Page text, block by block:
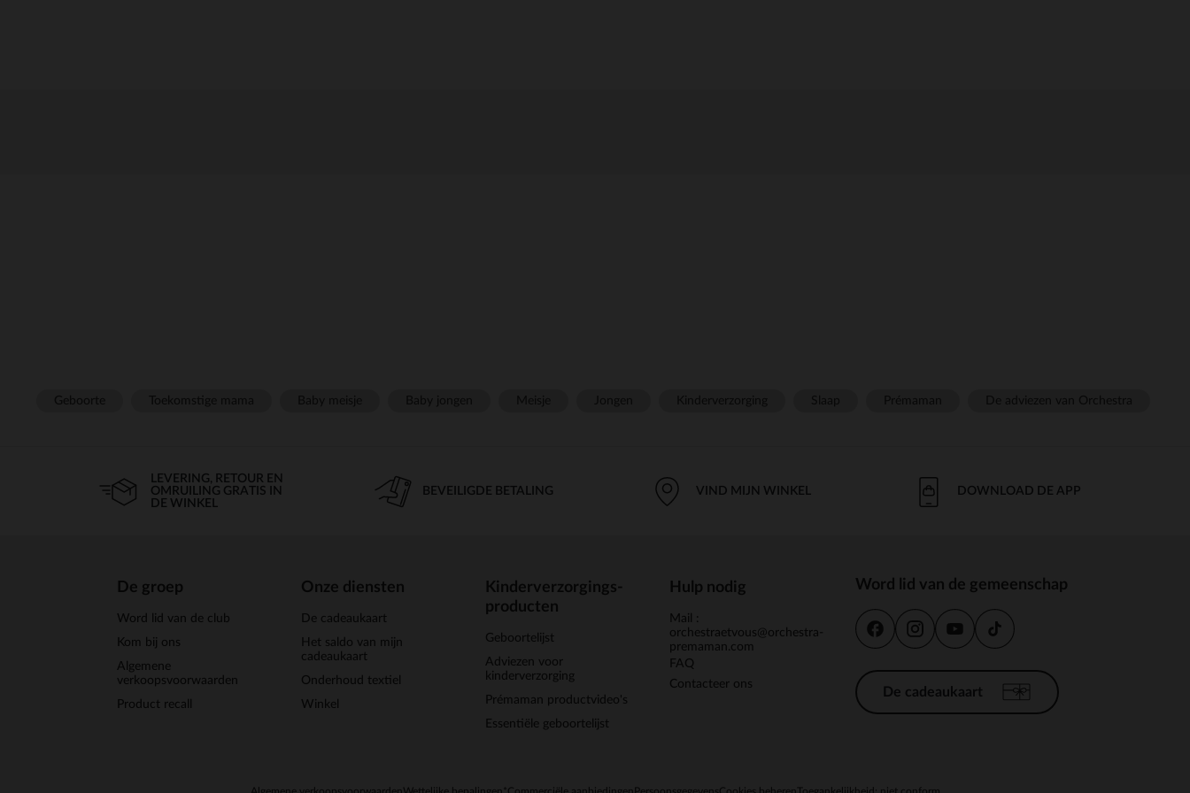
LEVERING, RETOUR EN
OMRUILING GRATIS IN
DE WINKEL
BEVEILIGDE BETALING VIND MIJN WINKEL DOWNLOAD DE APP
De groep
Word lid van de club
Kom bij ons
Algemene
verkoopsvoorwaarden
Product recall
Onze diensten
De cadeaukaart
Het saldo van mijn
cadeaukaart
Onderhoud textiel
Winkel
Kinderverzorgings-
producten
Geboortelijst
Adviezen voor
kinderverzorging
Prémaman productvideo's
Essentiële geboortelijst
Hulp nodig
Mail :
orchestraetvous@orchestra-
premaman.com
FAQ
Contacteer ons
Word lid van de gemeenschap
De cadeaukaart